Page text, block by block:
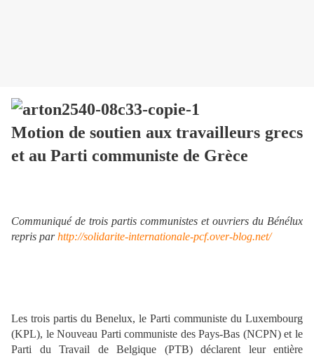
Motion de soutien aux travailleurs grecs
et au Parti communiste de Grèce
Communiqué de trois partis communistes et ouvriers du Bénélux
repris parhttp://solidarite-internationale-pcf.over-blog.net/
Les trois partis du Benelux, le Parti communiste du Luxembourg
(KPL), le Nouveau Parti communiste des Pays-Bas (NCPN) et le
Parti du Travail de Belgique (PTB) déclarent leur entière